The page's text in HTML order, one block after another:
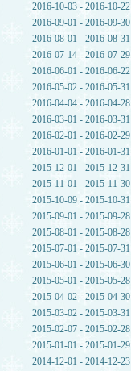
2016-10-03 - 2016-10-22
2016-09-01 - 2016-09-30
2016-08-01 - 2016-08-31
2016-07-14 - 2016-07-29
2016-06-01 - 2016-06-22
2016-05-02 - 2016-05-31
2016-04-04 - 2016-04-28
2016-03-01 - 2016-03-31
2016-02-01 - 2016-02-29
2016-01-01 - 2016-01-31
2015-12-01 - 2015-12-31
2015-11-01 - 2015-11-30
2015-10-09 - 2015-10-31
2015-09-01 - 2015-09-28
2015-08-01 - 2015-08-28
2015-07-01 - 2015-07-31
2015-06-01 - 2015-06-30
2015-05-01 - 2015-05-28
2015-04-02 - 2015-04-30
2015-03-02 - 2015-03-31
2015-02-07 - 2015-02-28
2015-01-01 - 2015-01-29
2014-12-01 - 2014-12-23